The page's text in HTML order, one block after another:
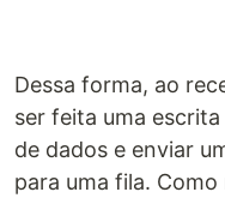
Dessa forma, ao
ser feita uma
de dados e enviar
para uma fila.